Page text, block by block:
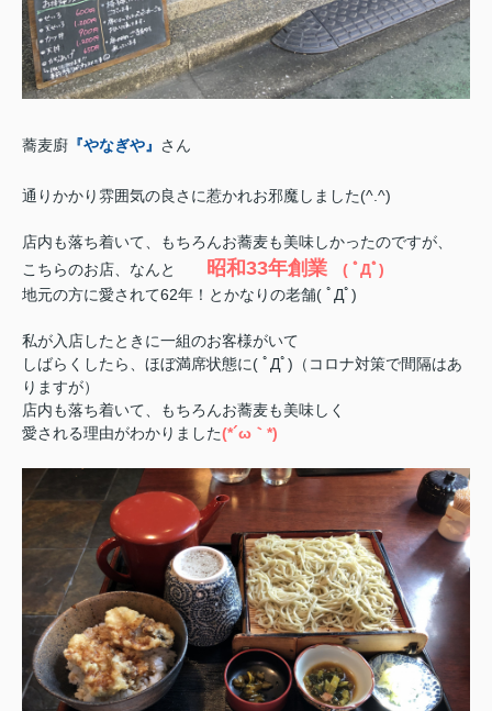
蕎麦廚 『やなぎや』 さん
通りかかり雰囲気の良さに惹かれお邪魔しました(^.^)
店内も落ち着いて、もちろんお蕎麦も美味しかったのですが、
こちらのお店、なんと
昭和33年創業 ( ﾟДﾟ)
地元の方に愛されて62年！とかなりの老舗( ﾟДﾟ)
私が入店したときに一組のお客様がいて
しばらくしたら、ほぼ満席状態に( ﾟДﾟ)（コロナ対策で間隔はあ
りますが）
店内も落ち着いて、もちろんお蕎麦も美味しく
愛される理由がわかりました(*´ω｀*)